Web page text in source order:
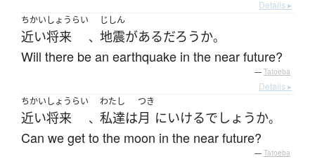
Details ▸
ちかいしょうらい
近い将来 、
じしん
地震があるだろうか。
Will there be an earthquake in the near future?
— Tatoeba
Details ▸
ちかいしょうらい
近い将来 、
わたし
私達は
つき
月 にいけるでしょうか。
Can we get to the moon in the near future?
— Tatoeba